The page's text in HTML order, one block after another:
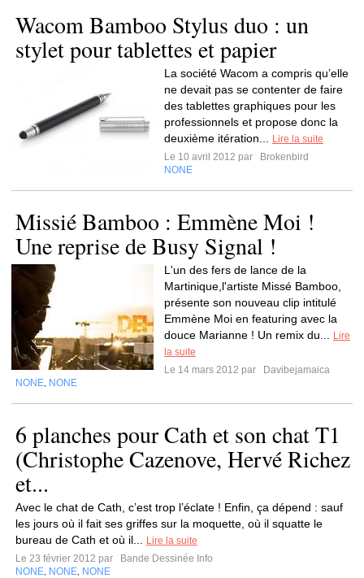
Wacom Bamboo Stylus duo : un
stylet pour tablettes et papier
La société Wacom a compris qu’elle
ne devait pas se contenter de faire
des tablettes graphiques pour les
professionnels et propose donc la
deuxième itération...
Lire la suite
Le 10 avril 2012 par
Brokenbird
NONE
Missié Bamboo : Emmène Moi !
Une reprise de Busy Signal !
L'un des fers de lance de la
Martinique,l'artiste Missé Bamboo,
présente son nouveau clip intitulé
Emmène Moi en featuring avec la
douce Marianne ! Un remix du...
Lire
la suite
Le 14 mars 2012 par
Davibejamaica
NONE NONE
6 planches pour Cath et son chat T1
(Christophe Cazenove, Hervé Richez
et...
Avec le chat de Cath, c’est trop l’éclate ! Enfin, ça dépend : sauf
les jours où il fait ses griffes sur la moquette, où il squatte le
bureau de Cath et où il...
Lire la suite
Le 23 février 2012 par
Bande Dessinée Info
NONE NONE NONE